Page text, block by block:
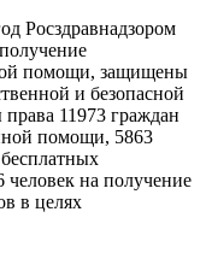
Росздравнадзором
помощи, защищены
и безопасной
11973 граждан
помощи, 5863
человек на получение
в целях